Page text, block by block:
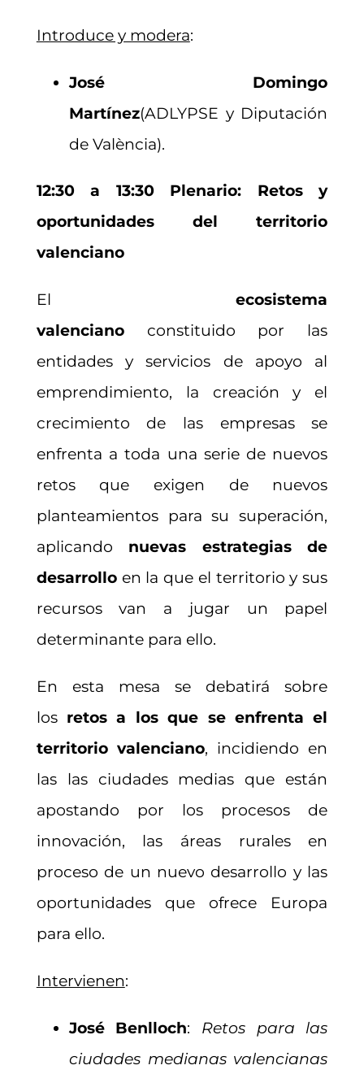
Introduce y modera:
José Domingo
Martínez(ADLYPSE y Diputación
de València).
12:30 a 13:30 Plenario: Retos y
oportunidades del territorio
valenciano
Elecosistema
valencianoconstituido por las
entidades y servicios de apoyo al
emprendimiento, la creación y el
crecimiento de las empresas se
enfrenta a toda una serie de nuevos
retos que exigen de nuevos
planteamientos para su superación,
aplicando nuevas estrategias de
desarrolloen la que el territorio y sus
recursos van a jugar un papel
determinante para ello.
En esta mesa se debatirá sobre
los retos a los que se enfrenta el
territorio valenciano, incidiendo en
las las ciudades medias que están
apostando por los procesos de
innovación, las áreas rurales en
proceso de un nuevo desarrollo y las
oportunidades que ofrece Europa
para ello.
Intervienen:
José Benlloch: Retos para las
ciudades medianas valencianas